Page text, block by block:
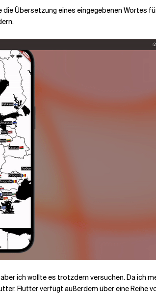
Übersetzung eines eingegebenen Wortes
ich wollte es trotzdem versuchen. Da ich
Flutter verfügt außerdem über eine Reihe